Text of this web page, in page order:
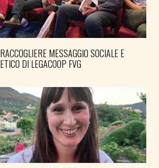
RACCOGLIERE MESSAGGIO SOCIALE E
ETICO DI LEGACOOP FVG